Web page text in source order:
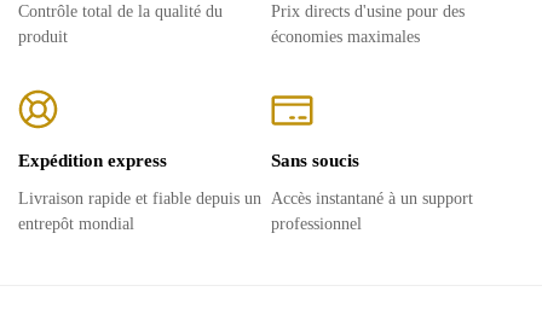
Contrôle total de la qualité du
produit
Prix ​​directs d'usine pour des
économies maximales
Expédition express
Livraison rapide et fiable depuis un
entrepôt mondial
Sans soucis
Accès instantané à un support
professionnel